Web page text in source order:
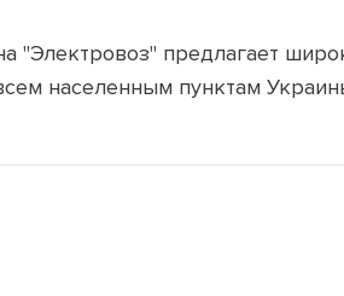
"Электровоз" предлагает
населенным пунктам